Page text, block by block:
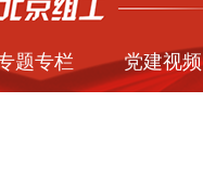
题专栏 党建视频